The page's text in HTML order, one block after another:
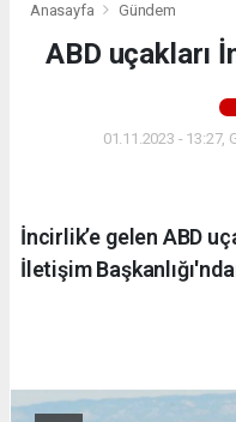
Anasayfa Gündem
ABD uçakları
01.11.2023 - 13:27,
İncirlik’e gelen ABD
İletişim